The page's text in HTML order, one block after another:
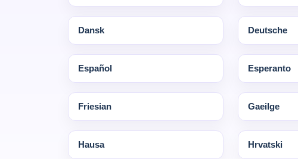
Dansk Deutsche
Español Esperanto
Friesian Gaeilge
Hausa Hrvatski